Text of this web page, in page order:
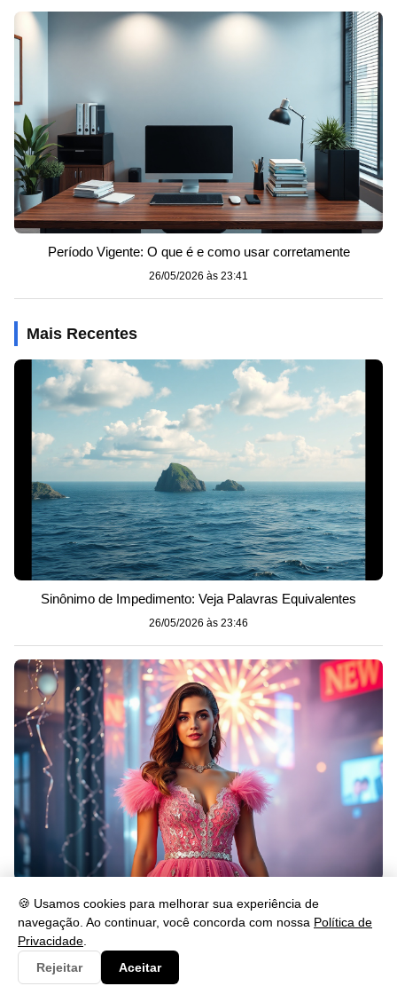
🍪 Usamos cookies para melhorar sua experiência de
navegação. Ao continuar, você concorda com nossa Política de
Privacidade
Rejeitar
Aceitar
Período Vigente: O que é e como usar corretamente
26/05/2026 às 23:41
Mais Recentes
Sinônimo de Impedimento: Veja Palavras Equivalentes
26/05/2026 às 23:46
O que Significa Passar o Ano Novo de Rosa?
26/05/2026 às 23:46